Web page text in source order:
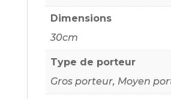
Dimensions
30cm
Type de porteur
Gros porteur, Moyen